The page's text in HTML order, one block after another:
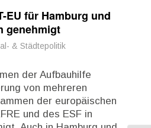
EU für Hamburg und
genehmigt
& Städtepolitik
der Aufbauhilfe
von mehreren
der europäischen
und des ESF in